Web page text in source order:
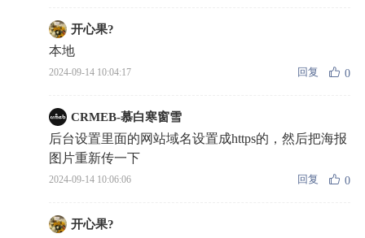
开心果?
本地
2024-09-14 10:04:17 回复 0
CRMEB-慕白寒窗雪
后台设置里面的网站域名设置成https的，然后把海报
图片重新传一下
2024-09-14 10:06:06 回复 0
开心果?